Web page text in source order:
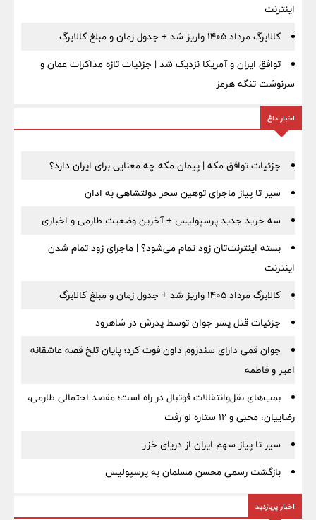
اینترنت
کالابرگ مرداد ۱۴۰۵ واریز شد + جدول زمان و مبلغ کالابرگ
توافق ایران و آمریکا نزدیک شد | جزئیات تازه مذاکرات عمان و
سرنوشت تنگه هرمز
اخبار داغ
جزئیات توافق مکه | پیمان مکه چه معنایی برای ایران دارد؟
سیر تا پیاز ماجرای توهین سحر دولتشاهی به اذان
سه خرید جدید پرسپولیس + آخرین وضعیت طارمی و اخباری
بسته اینترنت‌تان زود تمام می‌شود؟ | ماجرای زود تمام شدن
اینترنت
کالابرگ مرداد ۱۴۰۵ واریز شد + جدول زمان و مبلغ کالابرگ
جزئیات قتل پسر جوان توسط پدرش در شاهرود
جوان قمی دارای سندروم داون فوت کرد؛ پایان تلخ قصه عاشقانه
امیر و فاطمه
بمب‌های نقل‌وانتقالات فوتبال در راه است؛ مقصد احتمالی طارمی،
رضاییان، محبی و ۱۲ ستاره لو رفت
سیر تا پیاز سهم ایران از دریای خزر
بازگشت رسمی محسن مسلمان به پرسپولیس
اخبار پربازدید